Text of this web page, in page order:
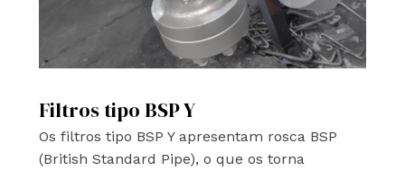
Filtros tipo BSP Y
Os filtros tipo BSP Y apresentam rosca BSP
(British Standard Pipe), o que os torna